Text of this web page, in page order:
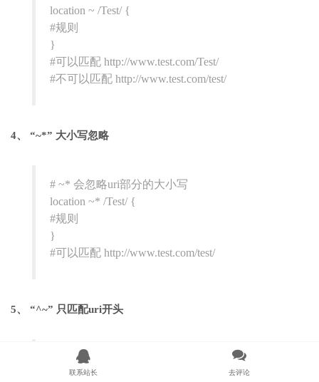
location ~ /Test/ {
#规则
}
#可以匹配 http://www.test.com/Test/
#不可以匹配 http://www.test.com/test/
4、 “~*” 大小写忽略
# ~* 会忽略uri部分的大小写
location ~* /Test/ {
#规则
}
#可以匹配 http://www.test.com/test/
5、 “^~” 只匹配uri开头
#以 /test/ 开头的请求，都可以匹配上
location ^~ /test/ { #规则
联系站长 去评论